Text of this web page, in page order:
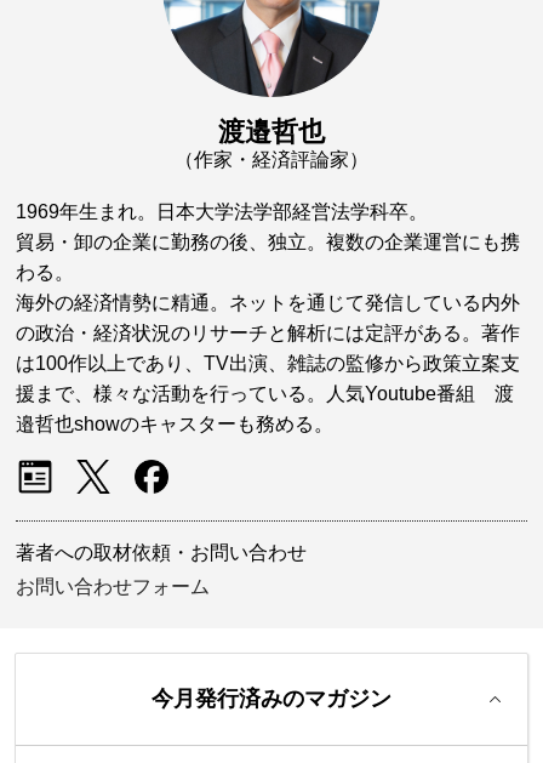
渡邉哲也
（作家・経済評論家）
1969年生まれ。日本大学法学部経営法学科卒。
貿易・卸の企業に勤務の後、独立。複数の企業運営にも携
わる。
海外の経済情勢に精通。ネットを通じて発信している内外
の政治・経済状況のリサーチと解析には定評がある。著作
は100作以上であり、TV出演、雑誌の監修から政策立案支
援まで、様々な活動を行っている。人気Youtube番組 渡
邉哲也showのキャスターも務める。
著者への取材依頼・お問い合わせ
お問い合わせフォーム
今月発行済みのマガジン